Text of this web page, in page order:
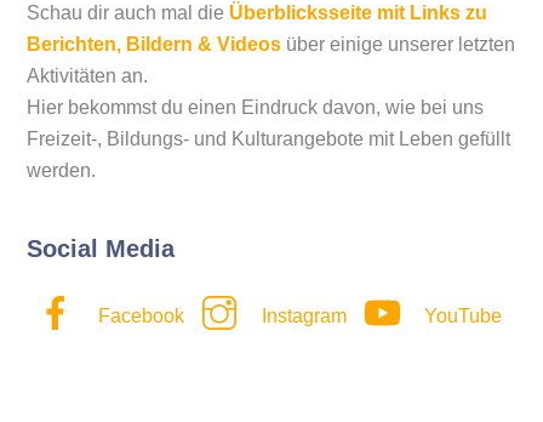
Schau dir auch mal die Überblicksseite mit Links zu
Berichten, Bildern & Videos über einige unserer letzten
Aktivitäten an.
Hier bekommst du einen Eindruck davon, wie bei uns
Freizeit-, Bildungs- und Kulturangebote mit Leben gefüllt
werden.
Social Media
Facebook Instagram YouTube